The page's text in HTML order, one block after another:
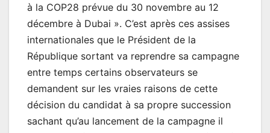
à la COP28 prévue du 30 novembre au 12
décembre à Dubai ». C’est après ces assises
internationales que le Président de la
République sortant va reprendre sa campagne
entre temps certains observateurs se
demandent sur les vraies raisons de cette
décision du candidat à sa propre succession
sachant qu’au lancement de la campagne il